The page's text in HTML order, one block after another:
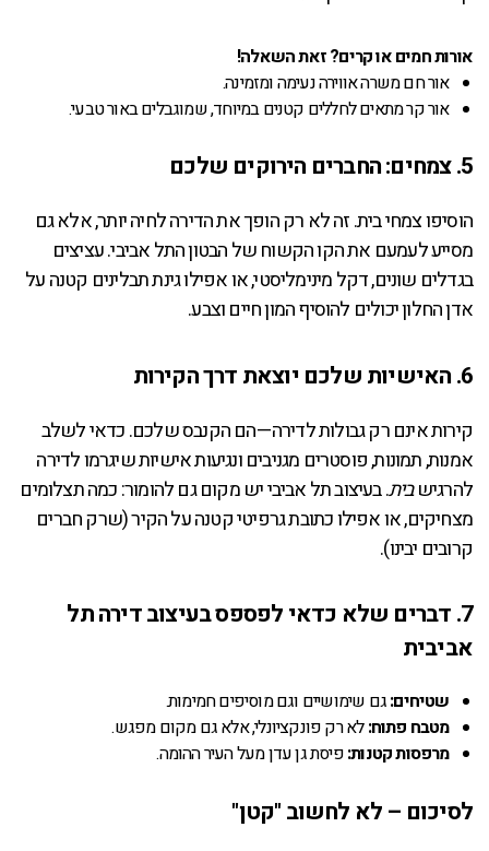
אורות חמים או קרים? זאת השאלה!
אור חם משרה אווירה נעימה ומזמינה.
אור קר מתאים לחללים קטנים במיוחד, שמוגבלים באור טבעי.
5. צמחים: החברים הירוקים שלכם
הוסיפו צמחי בית. זה לא רק הופך את הדירה לחיה יותר, אלא גם
מסייע לעמעם את הקו הקשוח של הבטון התל אביבי. עציצים
בגדלים שונים, דקל מינימליסטי, או אפילו גינת תבלינים קטנה על
אדן החלון יכולים להוסיף המון חיים וצבע.
6. האישיות שלכם יוצאת דרך הקירות
קירות אינם רק גבולות לדירה—הם הקנבס שלכם. כדאי לשלב
אמנות, תמונות, פוסטרים מגניבים ונגיעות אישיות שיגרמו לדירה
להרגישבית. בעיצוב תל אביבי יש מקום גם להומור: כמה תצלומים
מצחיקים, או אפילו כתובת גרפיטי קטנה על הקיר (שרק חברים
קרובים יבינו).
7. דברים שלא כדאי לפספס בעיצוב דירה תל
אביבית
שטיחים:גם שימושיים וגם מוסיפים חמימות.
מטבח פתוח:לא רק פונקציונלי, אלא גם מקום מפגש.
מרפסות קטנות:פיסת גן עדן מעל העיר ההומה.
לסיכום – לא לחשוב "קטן"